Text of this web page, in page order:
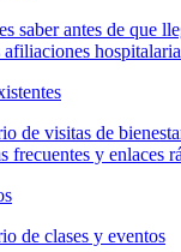
saber antes de que
afiliaciones
de visitas de
frecuentes y enlaces
de clases y eventos